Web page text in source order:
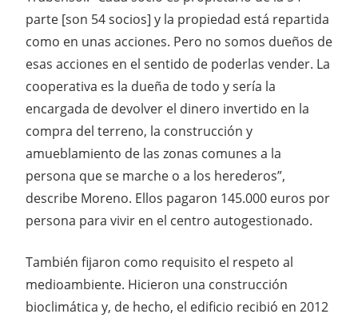
parte [son 54 socios] y la propiedad está repartida
como en unas acciones. Pero no somos dueños de
esas acciones en el sentido de poderlas vender. La
cooperativa es la dueña de todo y sería la
encargada de devolver el dinero invertido en la
compra del terreno, la construcción y
amueblamiento de las zonas comunes a la
persona que se marche o a los herederos”,
describe Moreno. Ellos pagaron 145.000 euros por
persona para vivir en el centro autogestionado.
También fijaron como requisito el respeto al
medioambiente. Hicieron una construcción
bioclimática y, de hecho, el edificio recibió en 2012